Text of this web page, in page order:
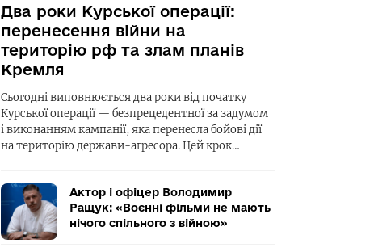
Два роки Курської операції:
перенесення війни на
територію рф та злам планів
Кремля
Сьогодні виповнюється два роки від початку
Курської операції — безпрецедентної за задумом
і виконанням кампанії, яка перенесла бойові дії
на територію держави-агресора. Цей крок…
Актор і офіцер Володимир
Ращук: «Воєнні фільми не мають
нічого спільного з війною»